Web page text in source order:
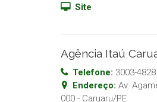
Site
Agência Itaú
Telefone: 3003-4828
Endereço: Av.
000 - Caruaru/PE